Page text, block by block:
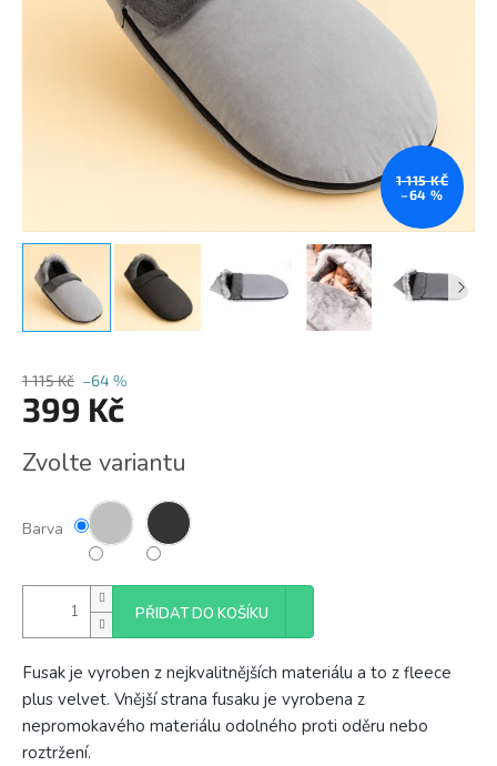
1 115 KČ
–64 %
1 115 Kč –64 %
399 Kč
cena:
Zvolte variantu
Barva
PŘIDAT DO KOŠÍKU
Fusak je vyroben z nejkvalitnějších materiálu a to z fleece
plus velvet. Vnější strana fusaku je vyrobena z
nepromokavého materiálu odolného proti oděru nebo
roztržení.